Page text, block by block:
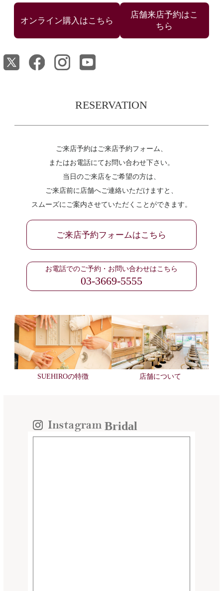
店舗来店予約はこ
ちら
RESERVATION
ご来店予約はご来店予約フォーム、
またはお電話にてお問い合わせ下さい。
当日のご来店をご希望の方は、
ご来店前に店舗へご連絡いただけますと、
スムーズにご案内させていただくことができます。
ご来店予約フォームはこちら
お電話でのご予約・お問い合わせはこちら
03-3669-5555
SUEHIROの特徴 店舗について
Bridal